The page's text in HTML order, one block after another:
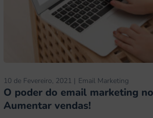
10 de Fevereiro, 2021 Email Marketing
O poder do email marketing
Aumentar vendas!